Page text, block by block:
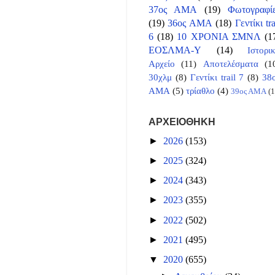
37ος ΑΜΑ
(19)
(19) 36ος ΑΜΑ (18) Γεντίκι
6 (18) 10 ΧΡΟΝΙΑ ΣΜΝΛ
ΕΟΣΛΜΑ-Υ
(14)
Αρχείο
(11) Αποτελέσματα
30χλμ (8) Γεντίκι trail 7 (8)
ΑΜΑ (5) τρίαθλο (4) 39ος ΑΜΑ
ΑΡΧΕΙΟΘΗΚΗ
► 2026 (153)
► 2025 (324)
► 2024 (343)
► 2023 (355)
► 2022 (502)
► 2021 (495)
▼ 2020 (655)